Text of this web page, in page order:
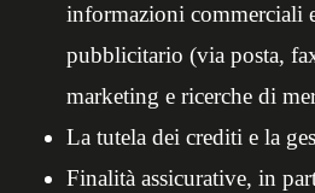
informazioni commerciali
pubblicitario (via posta,
marketing e ricerche di
La tutela dei crediti e la
Finalità assicurative, in